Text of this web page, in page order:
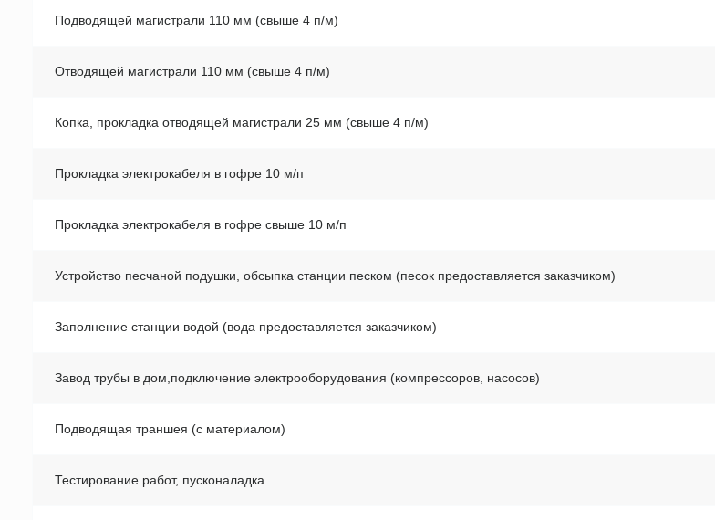
Подводящей магистрали 110 мм (свыше 4 п/м)
Отводящей магистрали 110 мм (свыше 4 п/м)
Копка, прокладка отводящей магистрали 25 мм (свыше 4 п/м)
Прокладка электрокабеля в гофре 10 м/п
Прокладка электрокабеля в гофре свыше 10 м/п
Устройство песчаной подушки, обсыпка станции песком (песок предоставляется заказчиком)
Заполнение станции водой (вода предоставляется заказчиком)
Завод трубы в дом,подключение электрооборудования (компрессоров, насосов)
Подводящая траншея (с материалом)
Тестирование работ, пусконаладка